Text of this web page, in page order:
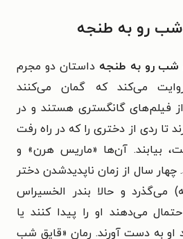
شب رو به طنجه
شب رو به طنجه داستان دو مجرم
روایت می‌‌کند که گمان می‌کنند
فیلم‌های گانگستری هستند و در
تا ردی از دختری را که در راه رفت
بیابند. آن‌ها «ماریس هرن» و
چهار سال از زمان ناپدیدشدن دختر
(«دیلی» ۲۳ساله) می‌گذرد و حالا بندر الخسیراس
می‌دهند او را پیدا کنند یا
او به دست آورند. رمان «قایق شب